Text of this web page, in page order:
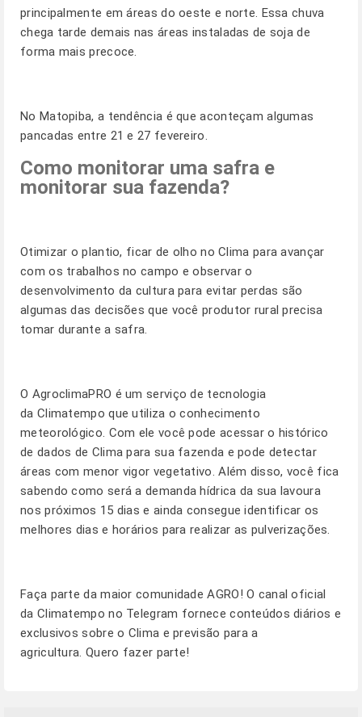
principalmente em áreas do oeste e norte. Essa chuva
chega tarde demais nas áreas instaladas de soja de
forma mais precoce.
No Matopiba, a tendência é que aconteçam algumas
pancadas entre 21 e 27 fevereiro.
Como monitorar uma safra e
monitorar sua fazenda?
Otimizar o plantio, ficar de olho no Clima para avançar
com os trabalhos no campo e observar o
desenvolvimento da cultura para evitar perdas são
algumas das decisões que você produtor rural precisa
tomar durante a safra.
O AgroclimaPRO é um serviço de tecnologia
da Climatempo que utiliza o conhecimento
meteorológico. Com ele você pode acessar o histórico
de dados de Clima para sua fazenda e pode detectar
áreas com menor vigor vegetativo. Além disso, você fica
sabendo como será a demanda hídrica da sua lavoura
nos próximos 15 dias e ainda consegue identificar os
melhores dias e horários para realizar as pulverizações.
Faça parte da maior comunidade AGRO! O canal oficial
da Climatempo no Telegram fornece conteúdos diários e
exclusivos sobre o Clima e previsão para a
agricultura. Quero fazer parte!